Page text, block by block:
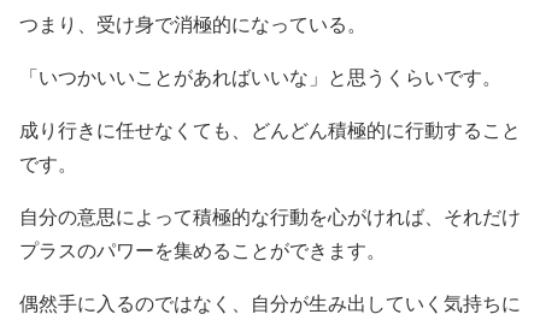
つまり、受け身で消極的になっている。
「いつかいいことがあればいいな」と思うくらいです。
成り行きに任せなくても、どんどん積極的に行動すること
です。
自分の意思によって積極的な行動を心がければ、それだけ
プラスのパワーを集めることができます。
偶然手に入るのではなく、自分が生み出していく気持ちに